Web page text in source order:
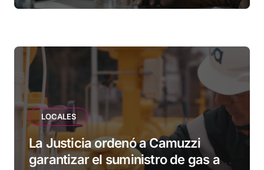
vecinos que llevan más de 20 años
LOCALES
La Justicia ordenó a Camuzzi
garantizar el suministro de gas a